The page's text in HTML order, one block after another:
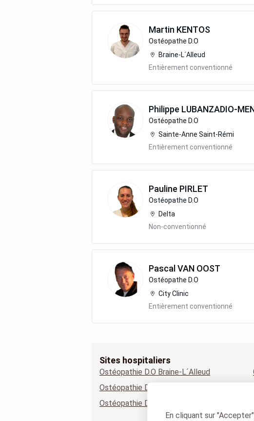
Martin KENTOS
Ostéopathe D.O
Braine-L´Alleud
Entièrement conventionné
Philippe LUBANZADIO-
Ostéopathe D.O
Sainte-Anne Saint-Rémi
Entièrement conventionné
Pauline PIRLET
Ostéopathe D.O
Delta
Non-conventionné
Pascal VAN OOST
Ostéopathe D.O
City Clinic
Entièrement conventionné
Sites hospitaliers
Ostéopathie D.O Braine-L´Alleud
Ostéopathie D.O Delta
Ostéopathie D.O Sainte-Anne Saint-Rémi
En cliquant sur